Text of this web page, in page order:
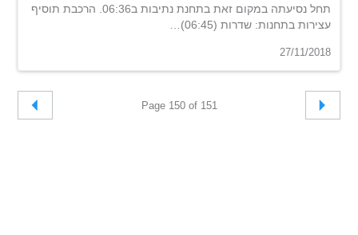
תחל נסיעתה במקום זאת בתחנת נתיבות ב06:36. הרכבת תוסיף
עצירות בתחנות: שדרות (06:45)…
27/11/2018
Page 150 of 151